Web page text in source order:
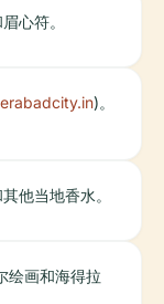
心符。
)。
他当地香水。
绘画和海得拉